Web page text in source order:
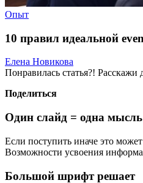
Опыт
10 правил идеальной
Елена Новикова
Понравилась статья?!
Поделиться
Один слайд = одна мысль
Если поступить иначе это
Возможности усвоения
Большой шрифт решает